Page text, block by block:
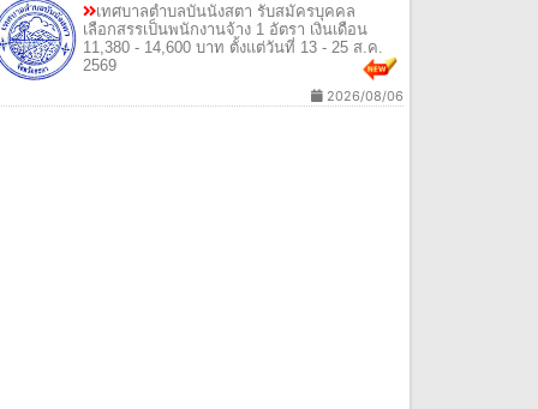
เทศบาลตําบลบันนังสตา รับสมัครบุคคล
เลือกสรรเป็นพนักงานจ้าง 1 อัตรา เงินเดือน
11,380 - 14,600 บาท ตั้งแต่วันที่ 13 - 25 ส.ค.
2569
2026/08/06